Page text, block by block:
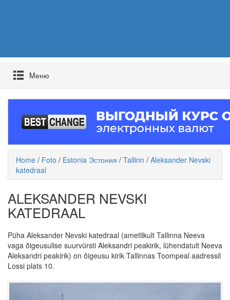
Mеню
Home / Foto / Estonia Эстония / Tallinn / Aleksander Nevski
katedraal
ALEKSANDER NEVSKI
KATEDRAAL
Püha Aleksander Nevski katedraal (ametlikult Tallinna Neeva
vaga õigeusulise suurvürsti Aleksandri peakirik, lühendatult Neeva
Aleksandri peakirik) on õigeusu kirik Tallinnas Toompeal aadressil
Lossi plats 10.